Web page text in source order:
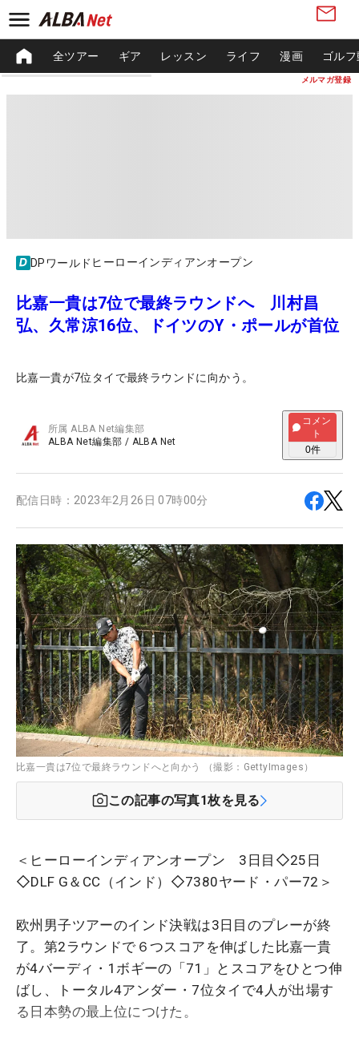
メルマガ登録
全ツアー ギア レッスン ライフ 漫画 ゴル
DPワールド ヒーローインディアンオープン
比嘉一貴は7位で最終ラウンドへ 川村昌
弘、久常涼16位、ドイツのY・ポールが首位
比嘉一貴が7位タイで最終ラウンドに向かう。
所属ALBA Net編集部
ALBA Net編集部 / ALBA Net
コメン
ト
0件
配信日時： 2023年2月26日 07時00分
比嘉一貴は7位で最終ラウンドへと向かう （撮影：GettyImages）
この記事の写真1枚を見る
＜ヒーローインディアンオープン 3日目◇25日
◇DLF G＆CC（インド）◇7380ヤード・パー72＞
欧州男子ツアーのインド決戦は3日目のプレーが終
了。第2ラウンドで６つスコアを伸ばした比嘉一貴
が4バーディ・1ボギーの「71」とスコアをひとつ伸
ばし、トータル4アンダー・7位タイで4人が出場す
る日本勢の最上位につけた。